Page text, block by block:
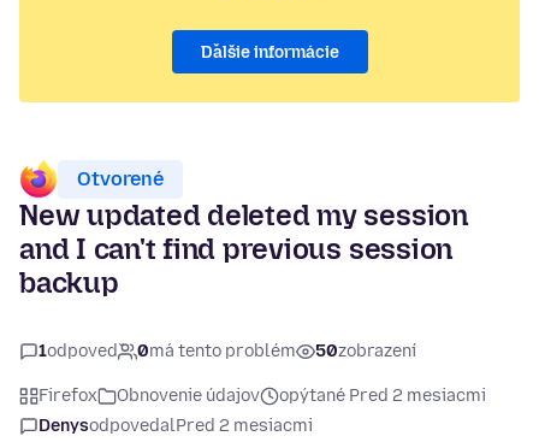
Ďalšie informácie
Otvorené
New updated deleted my session
and I can't find previous session
backup
1odpoveď 0má tento problém 50zobrazení
Firefox Obnovenie údajov
opýtané Pred 2 mesiacmi
DenysodpovedalPred 2 mesiacmi